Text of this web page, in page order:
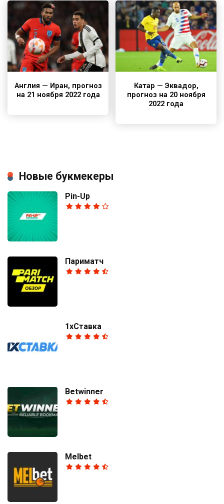
Англия — Иран, прогноз
на 21 ноября 2022 года
Катар — Эквадор,
прогноз на 20 ноября
2022 года
Новые букмекеры
Pin-Up
Париматч
1хСтавка
Betwinner
Melbet